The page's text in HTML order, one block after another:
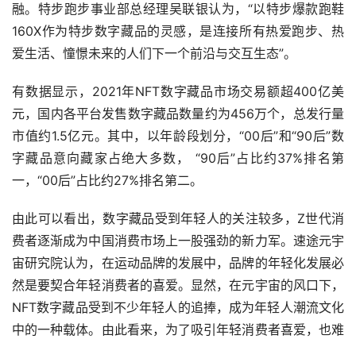
融。特步跑步事业部总经理吴联银认为，“以特步爆款跑鞋
160X作为特步数字藏品的灵感，是连接所有热爱跑步、热
爱生活、憧憬未来的人们下一个前沿与交互生态”。
有数据显示，2021年NFT数字藏品市场交易额超400亿美
元，国内各平台发售数字藏品数量约为456万个，总发行量
市值约1.5亿元。其中，以年龄段划分，“00后”和“90后”数
字藏品意向藏家占绝大多数， “90后”占比约37%排名第
一，“00后”占比约27%排名第二。
由此可以看出，数字藏品受到年轻人的关注较多，Z世代消
费者逐渐成为中国消费市场上一股强劲的新力军。速途元宇
宙研究院认为，在运动品牌的发展中，品牌的年轻化发展必
然是要契合年轻消费者的喜爱。显然，在元宇宙的风口下，
NFT数字藏品受到不少年轻人的追捧，成为年轻人潮流文化
中的一种载体。由此看来，为了吸引年轻消费者喜爱，也难